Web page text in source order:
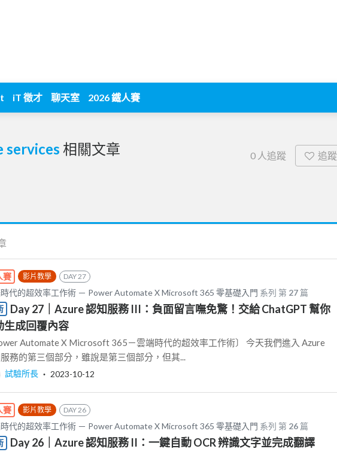
iT 徵才 聊天室 2026 鐵人賽
services 相關文章 0 人追蹤 追蹤
賽 影片教學 DAY 27
代的超效率工作術 － Power Automate X Microsoft 365 零基礎入門 系列 第 27 篇
Day 27｜Azure 認知服務 III：負面留言嘸免驚！交給 ChatGPT 幫你
生成回覆內容
Automate X Microsoft 365－雲端時代的超效率工作術〕 今天我們進入 Azure
務的第三個部分，雖說是第三個部分，但其...
試驗所長 ‧ 2023-10-12
賽 影片教學 DAY 26
代的超效率工作術 － Power Automate X Microsoft 365 零基礎入門 系列 第 26 篇
Day 26｜Azure 認知服務 II：一鍵自動 OCR 辨識文字並完成翻譯